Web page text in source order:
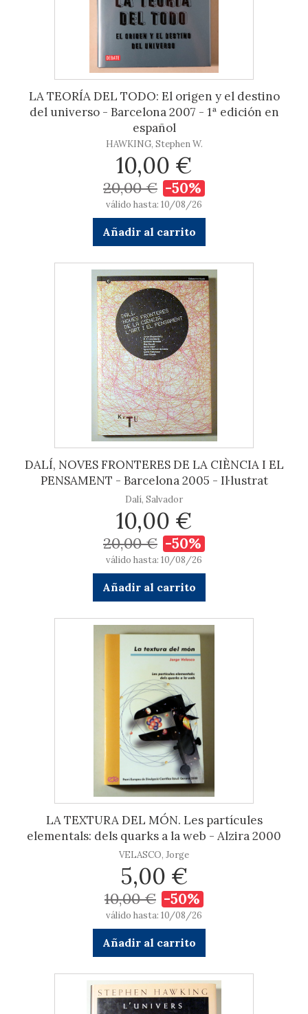
LA TEORÍA DEL TODO: El origen y el destino
del universo - Barcelona 2007 - 1ª edición en
español
HAWKING, Stephen W.
10,00 €
20,00 € -50%
válido hasta: 10/08/26
Añadir al carrito
DALÍ, NOVES FRONTERES DE LA CIÈNCIA I EL
PENSAMENT - Barcelona 2005 - Il·lustrat
Dalí, Salvador
10,00 €
20,00 € -50%
válido hasta: 10/08/26
Añadir al carrito
LA TEXTURA DEL MÓN. Les partícules
elementals: dels quarks a la web - Alzira 2000
VELASCO, Jorge
5,00 €
10,00 € -50%
válido hasta: 10/08/26
Añadir al carrito